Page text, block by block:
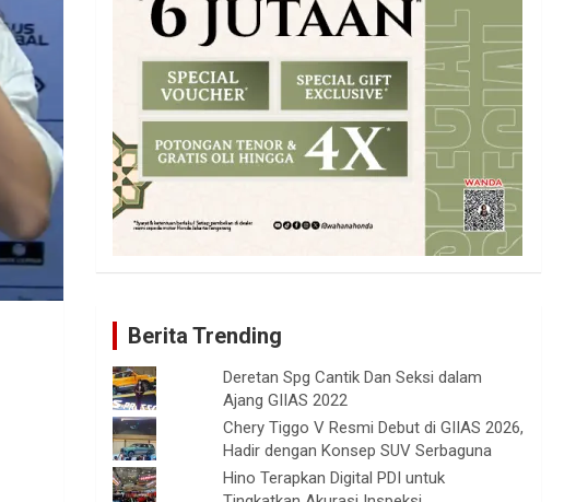
Berita Trending
Deretan Spg Cantik Dan Seksi dalam
Ajang GIIAS 2022
Chery Tiggo V Resmi Debut di GIIAS 2026,
Hadir dengan Konsep SUV Serbaguna
Hino Terapkan Digital PDI untuk